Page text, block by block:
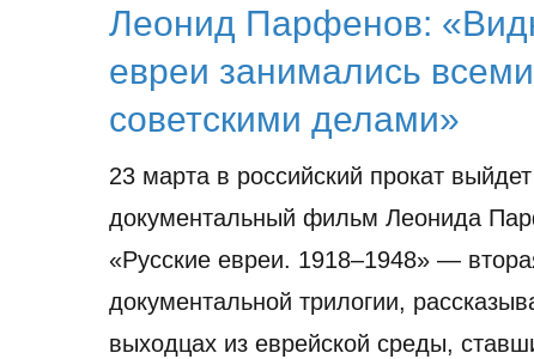
Леонид Парфенов:
евреи занимались всеми
советскими делами»
23 марта в российский прокат выйдет
документальный фильм Леонида
«Русские евреи. 1918–1948» —
документальной трилогии,
выходцах из еврейской среды,